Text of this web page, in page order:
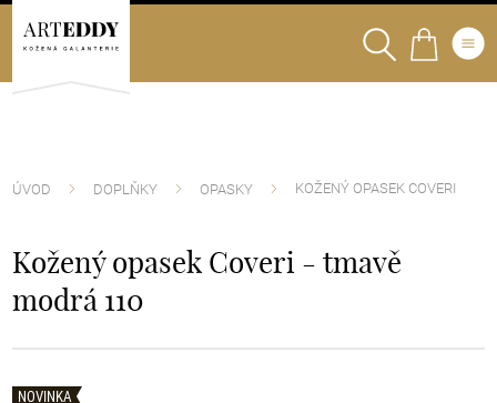
ÚVOD DOPLŇKY OPASKY KOŽENÝ OPASEK COVERI
Kožený opasek Coveri - tmavě
modrá 110
NOVINKA
NOVINKA
NOVINKA
NOVINKA
NOVINKA
NOVINKA
NOVINKA